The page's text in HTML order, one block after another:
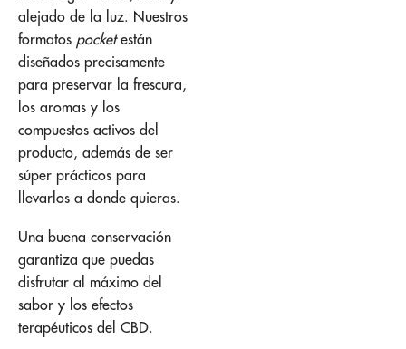
alejado de la luz. Nuestros
formatos pocketestán
diseñados precisamente
para preservar la frescura,
los aromas y los
compuestos activos del
producto, además de ser
súper prácticos para
llevarlos a donde quieras.
Una buena conservación
garantiza que puedas
disfrutar al máximo del
sabor y los efectos
terapéuticos del CBD.